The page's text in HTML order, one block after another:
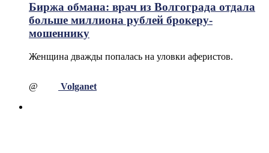
Биржа обмана: врач из Волгограда отдала
больше миллиона рублей брокеру-
мошеннику
Женщина дважды попалась на уловки аферистов.
@ Volganet